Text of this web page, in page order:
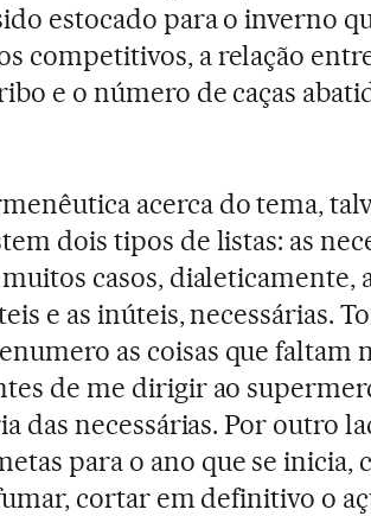
estocado para o inverno
competitivos, a relação
e o número de caças
acerca do tema,
dois tipos de listas: as
casos, dialeticamente,
e as inúteis, necessárias.
as coisas que faltam
de me dirigir ao
das necessárias. Por outro
para o ano que se inicia,
cortar em definitivo o